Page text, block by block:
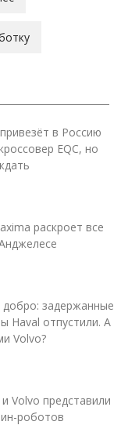
в Россию
EQC, но
раскроет все
задержанные
Haval отпустили. А
Volvo?
Volvo представили
роботов